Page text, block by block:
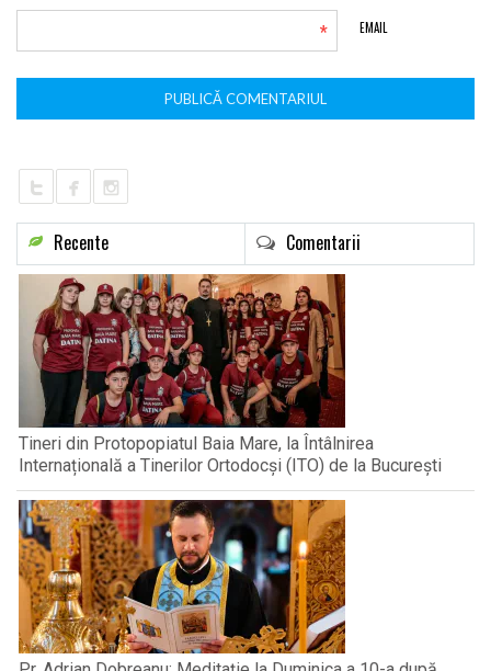
EMAIL
*
Recente Comentarii
Tineri din Protopopiatul Baia Mare, la Întâlnirea
Internațională a Tinerilor Ortodocși (ITO) de la București